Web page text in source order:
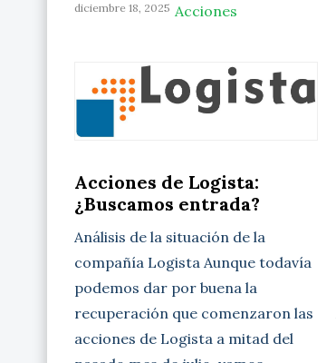
diciembre 18, 2025 Acciones
Acciones de Logista:
¿Buscamos entrada?
Análisis de la situación de la
compañía Logista Aunque todavía
podemos dar por buena la
recuperación que comenzaron las
acciones de Logista a mitad del